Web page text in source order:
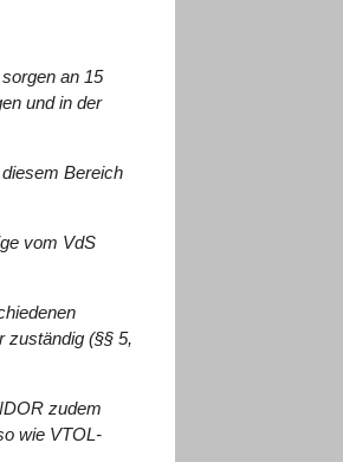
an 15
und in der
Bereich
vom VdS
zuständig (§§ 5,
zudem
wie VTOL-